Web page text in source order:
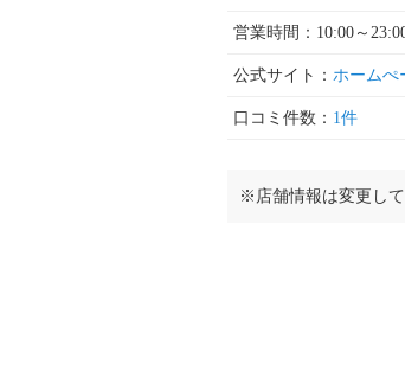
営業時間：10:00～
公式サイト： ホームぺ
口コミ件数： 1件
※店舗情報は変更し